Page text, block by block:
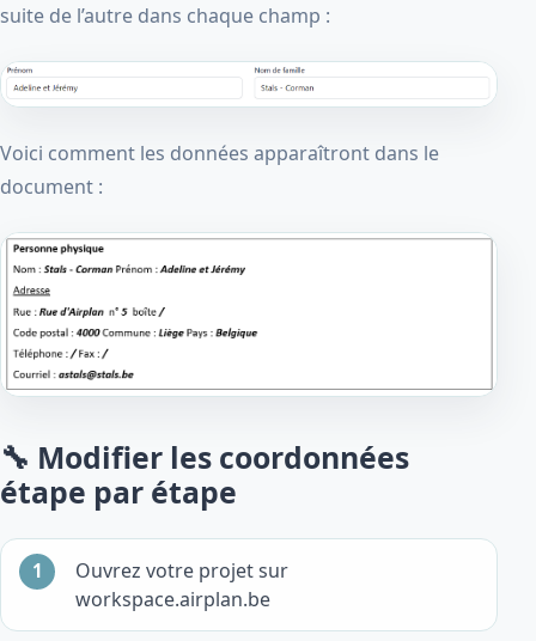
suite de l’autre dans chaque champ :
Voici comment les données apparaîtront dans le
document :
🔧 Modifier les coordonnées
étape par étape
Ouvrez votre projet sur
workspace.airplan.be